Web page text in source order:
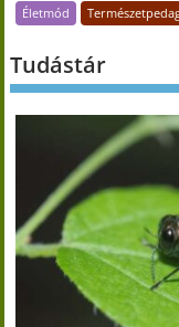
Életmód
Tudástár